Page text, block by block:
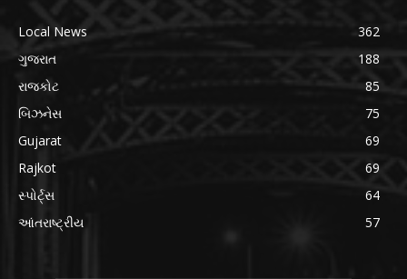
Local News
362
ગુજરાત
188
રાજકોટ
85
બિઝનેસ
75
Gujarat
69
Rajkot
69
સ્પોર્ટ્સ
64
આંતરાષ્ટ્રીય
57